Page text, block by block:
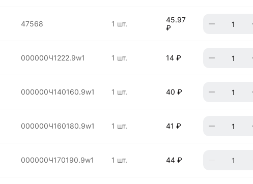
47568 1 шт.
45.97
₽
000000Ч1222.9w1 1 шт. 14 ₽
000000Ч140160.9w1 1 шт. 40 ₽
000000Ч160180.9w1 1 шт. 41 ₽
000000Ч170190.9w1 1 шт. 44 ₽